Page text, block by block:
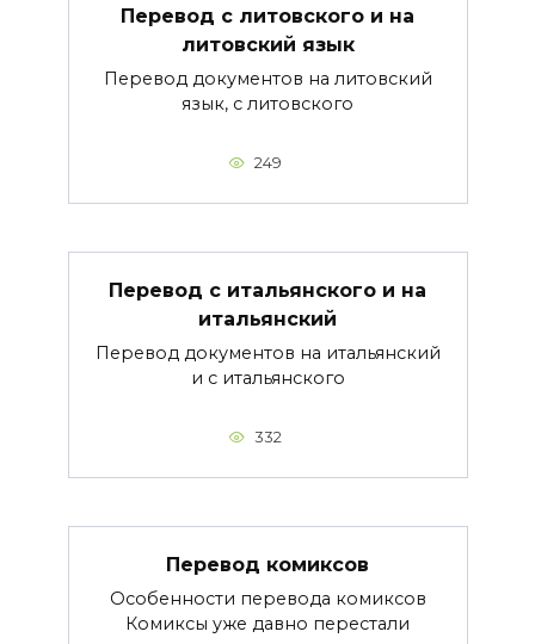
Перевод с литовского и на
литовский язык
Перевод документов на литовский
язык, с литовского
249
Перевод с итальянского и на
итальянский
Перевод документов на итальянский
и с итальянского
332
Перевод комиксов
Особенности перевода комиксов
Комиксы уже давно перестали